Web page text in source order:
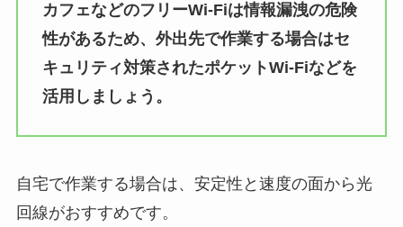
カフェなどのフリーWi-Fiは情報漏洩の危険
性があるため、外出先で作業する場合はセ
キュリティ対策されたポケットWi-Fiなどを
活用しましょう。
自宅で作業する場合は、安定性と速度の面から光
回線がおすすめです。